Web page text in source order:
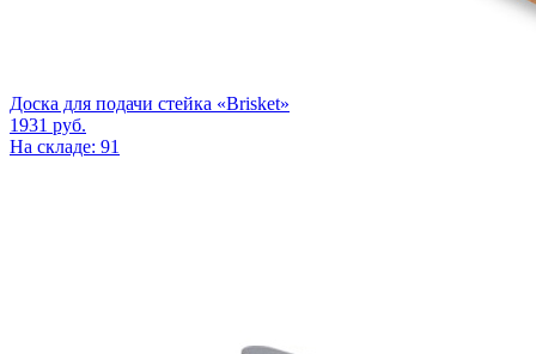
Доска для подачи стейка «Brisket»
1931 руб.
На складе: 91